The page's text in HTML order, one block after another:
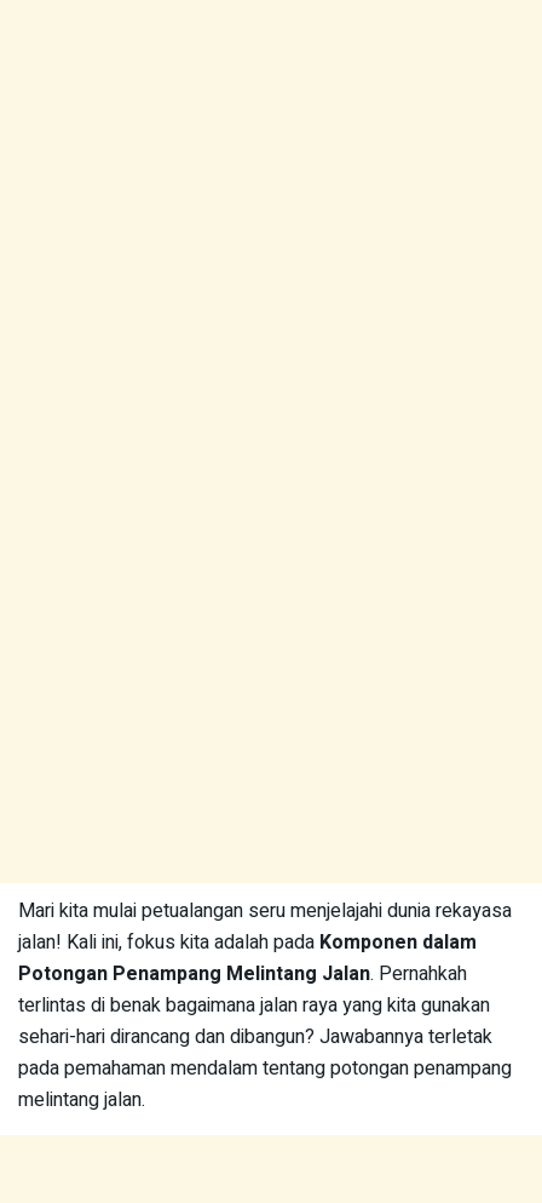
Mari kita mulai petualangan seru menjelajahi dunia rekayasa
jalan! Kali ini, fokus kita adalah pada Komponen dalam
Potongan Penampang Melintang Jalan. Pernahkah
terlintas di benak bagaimana jalan raya yang kita gunakan
sehari-hari dirancang dan dibangun? Jawabannya terletak
pada pemahaman mendalam tentang potongan penampang
melintang jalan.